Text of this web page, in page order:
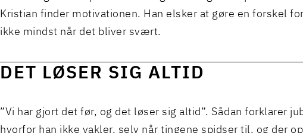
Kristian finder motivationen. Han elsker at gøre en forskel
ikke mindst når det bliver svært.
DET LØSER SIG ALTID
”Vi har gjort det før, og det løser sig altid”. Sådan forklarer
hvorfor han ikke vakler, selv når tingene spidser til, og der